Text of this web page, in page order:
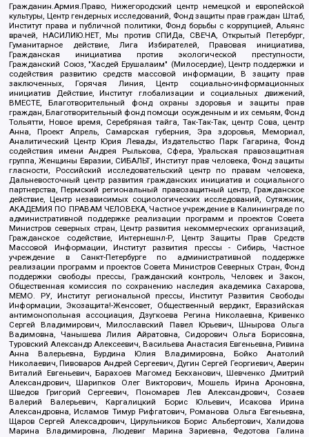
Гражданин.Армия.Право, Нижегородский центр немецкой и европейской
культуры, Центр гендерных исследований, Фонд защиты прав граждан Штаб,
Институт права и публичной политики, Фонд борьбы с коррупцией, Альянс
врачей, НАСИЛИЮ.НЕТ, Мы против СПИДа, СВЕЧА, Открытый Петербург,
Гуманитарное действие, Лига Избирателей, Правовая инициатива,
Гражданская инициатива против экологической преступности,
Гражданский Союз, "Хасдей Ерушалаим" (Милосердие), Центр поддержки и
содействия развитию средств массовой информации, В защиту прав
заключенных, Горячая Линия, Центр социально-информационных
инициатив Действие, Институт глобализации и социальных движений,
ВМЕСТЕ, Благотворительный фонд охраны здоровья и защиты прав
граждан, Благотворительный фонд помощи осужденным и их семьям, Фонд
Тольятти, Новое время, Серебряная тайга, Так-Так-Так, центр Сова, центр
Анна, Проект Апрель, Самарская губерния, Эра здоровья, Мемориал,
Аналитический Центр Юрия Левады, Издательство Парк Гагарина, Фонд
содействия имени Андрея Рылькова, Сфера, Уральская правозащитная
группа, Женщины Евразии, СИБАЛЬТ, Институт прав человека, Фонд защиты
гласности, Российский исследовательский центр по правам человека,
Дальневосточный центр развития гражданских инициатив и социального
партнерства, Пермский региональный правозащитный центр, Гражданское
действие, Центр независимых социологических исследований, Сутяжник,
АКАДЕМИЯ ПО ПРАВАМ ЧЕЛОВЕКА, Частное учреждение в Калининграде по
административной поддержке реализации программ и проектов Совета
Министров северных стран, Центр развития некоммерческих организаций,
Гражданское содействие, Интернешнл-Р, Центр Защиты Прав Средств
Массовой Информации, Институт развития прессы - Сибирь, Частное
учреждение в Санкт-Петербурге по административной поддержке
реализации программ и проектов Совета Министров Северных Стран, Фонд
поддержки свободы прессы, Гражданский контроль, Человек и Закон,
Общественная комиссия по сохранению наследия академика Сахарова,
МЕМО. РУ, Институт региональной прессы, Институт Развития Свободы
Информации, Экозащита!-Женсовет, Общественный вердикт, Евразийская
антимонопольная ассоциация, Дзугкоева Регина Николаевна, Кривенко
Сергей Владимирович, Милославский Павел Юрьевич, Шнырова Ольга
Вадимовна, Чанышева Лилия Айратовна, Сидорович Ольга Борисовна,
Туровский Александр Алексеевич, Васильева Анастасия Евгеньевна, Ривина
Анна Валерьевна, Бурдина Юлия Владимировна, Бойко Анатолий
Николаевич, Пивоваров Андрей Сергеевич, Дугин Сергей Георгиевич, Аверин
Виталий Евгеньевич, Барахоев Магомед Бекханович, Шевченко Дмитрий
Александрович, Шарипков Олег Викторович, Мошель Ирина Ароновна,
Шведов Григорий Сергеевич, Пономарев Лев Александрович, Созаев
Валерий Валерьевич, Каргалицкий Борис Юльевич, Исакова Ирина
Александровна, Исламов Тимур Рифгатович, Романова Ольга Евгеньевна,
Щаров Сергей Алексадрович, Цирульников Борис Альбертович, Халидова
Марина Владимировна, Людевиг Марина Зариевна, Федотова Галина